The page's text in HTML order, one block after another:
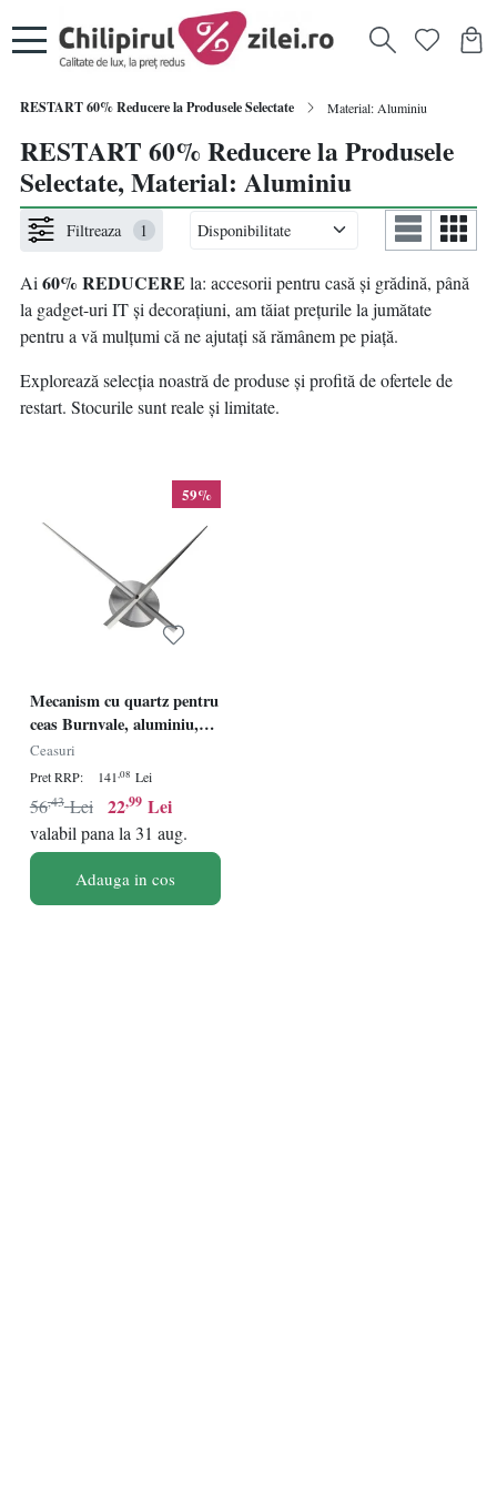
RESTART 60% Reducere la Produsele Selectate Material: Aluminiu
RESTART 60% Reducere la Produsele
Selectate, Material: Aluminiu
Filtreaza 1
Ai 60% REDUCERE la: accesorii pentru casă și grădină, până
la gadget-uri IT și decorațiuni, am tăiat prețurile la jumătate
pentru a vă mulțumi că ne ajutați să rămânem pe piață.
Explorează selecția noastră de produse și profită de ofertele de
restart. Stocurile sunt reale și limitate.
59%
Mecanism cu quartz pentru
ceas Burnvale, aluminiu,
argintiu, 10 x 23,5 x 31,5
cm
Ceasuri
Pret RRP: 141,08 Lei
22,99 Lei
56,43 Lei
valabil pana la 31 aug.
Adauga in cos